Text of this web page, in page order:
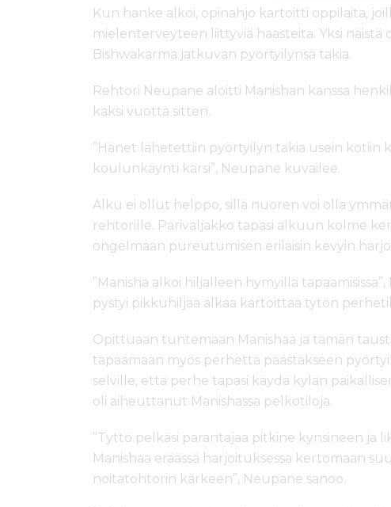
Kun hanke alkoi, opinahjo kartoitti oppilaita,
mielenterveyteen liittyviä haasteita. Yksi näistä
Bishwakarma jatkuvan pyörtyilynsä takia.
Rehtori Neupane aloitti Manishan kanssa
kaksi vuotta sitten.
”Hänet lähetettiin pyörtyilyn takia usein kotiin
koulunkäynti kärsi”, Neupane kuvailee.
Alku ei ollut helppo, sillä nuoren voi olla
rehtorille. Parivaljakko tapasi alkuun kolme
ongelmaan pureutumisen erilaisin kevyin
”Manisha alkoi hiljalleen hymyillä
pystyi pikkuhiljaa alkaa kartoittaa tytön
Opittuaan tuntemaan Manishaa ja tämän
tapaamaan myös perhettä päästäkseen
selville, että perhe tapasi käydä kylän
oli aiheuttanut Manishassa pelkotiloja.
”Tyttö pelkäsi parantajaa pitkine kynsineen ja
Manishaa eräässä harjoituksessa kertomaan
noitatohtorin kärkeen”, Neupane sanoo.